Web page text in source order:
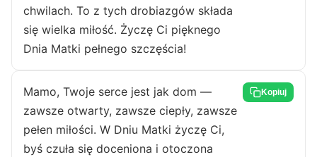
chwilach. To z tych drobiazgów składa
się wielka miłość. Życzę Ci pięknego
Dnia Matki pełnego szczęścia!
Mamo, Twoje serce jest jak dom —
zawsze otwarty, zawsze ciepły, zawsze
pełen miłości. W Dniu Matki życzę Ci,
byś czuła się doceniona i otoczona
Kopiuj